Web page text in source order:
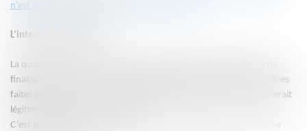
n’est plus à démontrer (voir article sur le sujet)
L’interlocuteur adverse :
La qualité de l’interlocuteur adverse conditionne aussi la durée de
finalisation d’un dossier corporel. Bien entendu, les premières offres
faites par les assureurs sont habituellement inférieures à ce qui serait
légitime d’accorder aux victimes.
C’est pourquoi les gestionnaires interviennent jusqu’à obtenir une